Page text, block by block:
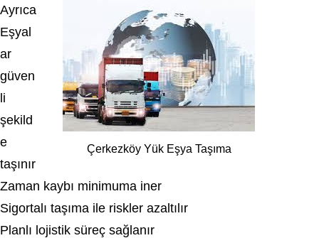
Çerkezköy Yük Eşya Taşıma
Ayrıca
Eşyal
ar
güven
li
şekild
e
taşınır
Zaman kaybı minimuma iner
Sigortalı taşıma ile riskler azaltılır
Planlı lojistik süreç sağlanır